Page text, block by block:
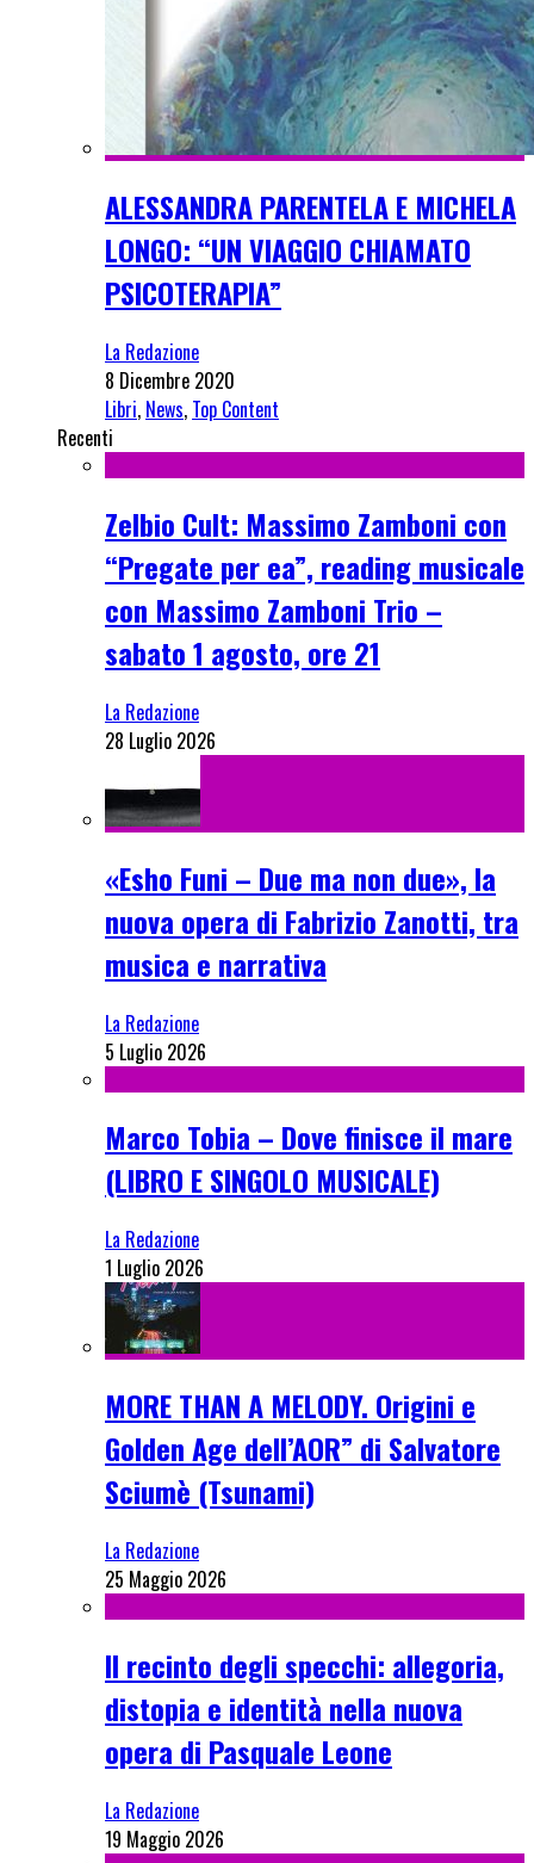
ALESSANDRA PARENTELA E MICHELA
LONGO: “UN VIAGGIO CHIAMATO
PSICOTERAPIA”
La Redazione
8 Dicembre 2020
Libri, News, Top Content
Recenti
Zelbio Cult: Massimo Zamboni con
“Pregate per ea”, reading musicale
con Massimo Zamboni Trio –
sabato 1 agosto, ore 21
La Redazione
28 Luglio 2026
«Esho Funi – Due ma non due», la
nuova opera di Fabrizio Zanotti, tra
musica e narrativa
La Redazione
5 Luglio 2026
Marco Tobia – Dove finisce il mare
(LIBRO E SINGOLO MUSICALE)
La Redazione
1 Luglio 2026
MORE THAN A MELODY. Origini e
Golden Age dell’AOR” di Salvatore
Sciumè (Tsunami)
La Redazione
25 Maggio 2026
Il recinto degli specchi: allegoria,
distopia e identità nella nuova
opera di Pasquale Leone
La Redazione
19 Maggio 2026